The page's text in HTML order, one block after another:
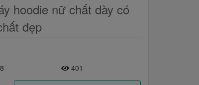
hoodie nữ chất dày có
đẹp
401